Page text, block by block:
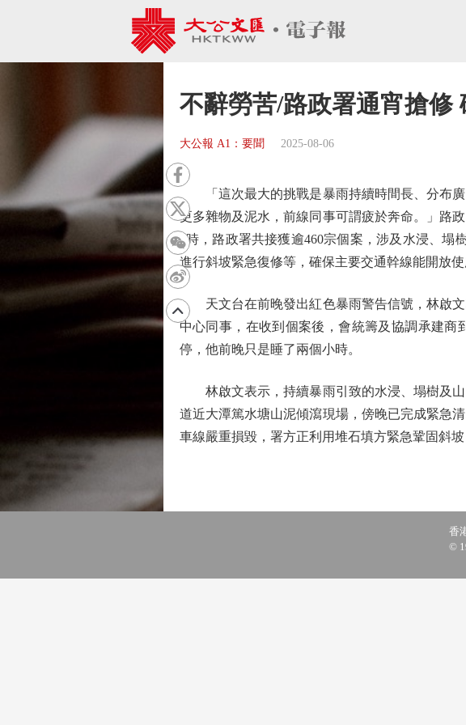
不辭勞苦/路政署通宵搶修
大公報 A1：要聞 2025-08-06
「這次最大的挑戰是暴雨持續時間長、分布廣
更多雜物及泥水，前線同事可謂疲於奔命。」路
9時，路政署共接獲逾460宗個案，涉及水浸、塌
進行斜坡緊急復修等，確保主要交通幹線能開放使
天文台在前晚發出紅色暴雨警告信號，林啟文
中心同事，在收到個案後，會統籌及協調承建商
停，他前晚只是睡了兩個小時。
林啟文表示，持續暴雨引致的水浸、塌樹及山
道近大潭篤水塘山泥傾瀉現場，傍晚已完成緊急
車線嚴重損毀，署方正利用堆石填方緊急鞏固斜
香
©